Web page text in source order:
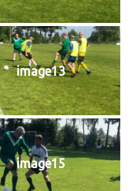
image13
image15